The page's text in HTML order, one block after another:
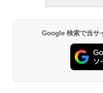
Google 検索で当サ